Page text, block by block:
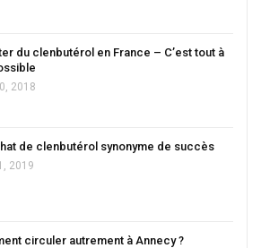
du clenbutérol en France – C’est tout à
2018
de clenbutérol synonyme de succès
2019
circuler autrement à Annecy ?